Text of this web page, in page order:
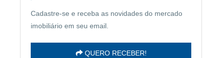
Cadastre-se e receba as novidades do mercado
imobiliário em seu email.
QUERO RECEBER!